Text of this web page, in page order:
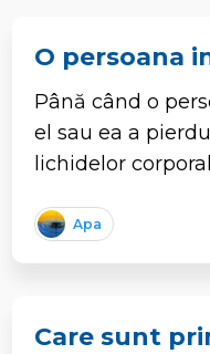
O persoana
Până când o
el sau ea a
lichidelor
Apa
Care sunt